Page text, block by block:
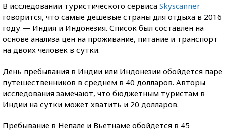
В исследовании туристического сервиса Skyscanner
говорится, что самые дешевые страны для отдыха в 2016
году — Индия и Индонезия. Список был составлен на
основе анализа цен на проживание, питание и транспорт
на двоих человек в сутки.
День пребывания в Индии или Индонезии обойдется паре
путешественников в среднем в 40 долларов. Авторы
исследования замечают, что бюджетным туристам в
Индии на сутки может хватить и 20 долларов.
Пребывание в Непале и Вьетнаме обойдется в 45